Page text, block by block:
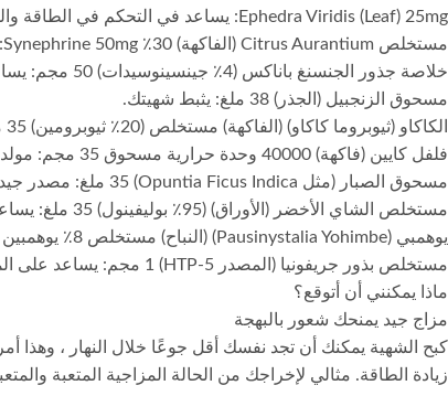
Ephedra Viridis (Leaf) 25mg: يساعد في التحكم في الطاقة والشهية.
مستخلص Citrus Aurantium (الفاكهة) 30٪ Synephrine 50mg: يمكن أن يساعد في كبح شهيتك.
خلاصة جذور الجنسنغ باناكس (4٪ جينسينوسيدات) 50 مجم: يساعد على تحسين المزاج العام.
مسحوق الزنجبيل (الجذر) 38 ملغ: يثبط شهيتك.
الكاكاو (ثيوبروما كاكاو) (الفاكهة) مستخلص (20٪ ثيوبرومين) 35 ملغ: مشابه للكافيين. يساعد في الطاقة والتركيز.
فلفل كايين (فاكهة) 40000 وحدة حرارية مسحوق 35 مجم: مولد حراري قوي
مسحوق الصبار (مثل Opuntia Ficus Indica) 35 ملغ: مصدر جيد للألياف.
مستخلص الشاي الأخضر (الأوراق) (95٪ بوليفينول) 35 ملغ: يساعد في التمثيل الغذائي.
يوهمبي (Pausinystalia Yohimbe) (النباح) مستخلص 8٪ يوهمبين 19 ملغ: يمكن أن يزيد الطاقة ويقلل الشهية. يهاجم الدهون المخزنة في منطقة البطن السفلية ومقابض الحب.
مستخلص بذور جريفونيا (المصدر 5-HTP) 1 مجم: يساعد على المزاج العام.
ماذا يمكنني أن أتوقع؟
مزاج جيد يمنحك شعور بالبهجة
كبح الشهية يمكنك أن تجد نفسك أقل جوعًا خلال النهار ، وهذا
زيادة الطاقة. مثالي لإخراجك من الحالة المزاجية المتعبة